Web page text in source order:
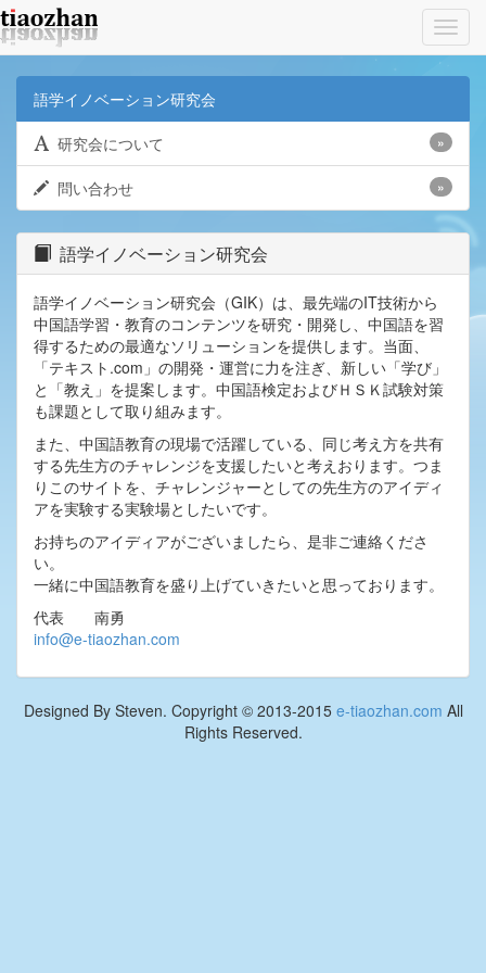
語学イノベーション研究会
研究会について »
問い合わせ »
語学イノベーション研究会
語学イノベーション研究会（GIK）は、最先端のIT技術から
中国語学習・教育のコンテンツを研究・開発し、中国語を習
得するための最適なソリューションを提供します。当面、
「テキスト.com」の開発・運営に力を注ぎ、新しい「学び」
と「教え」を提案します。中国語検定およびＨＳＫ試験対策
も課題として取り組みます。
また、中国語教育の現場で活躍している、同じ考え方を共有
する先生方のチャレンジを支援したいと考えおります。つま
りこのサイトを、チャレンジャーとしての先生方のアイディ
アを実験する実験場としたいです。
お持ちのアイディアがございましたら、是非ご連絡くださ
い。
一緒に中国語教育を盛り上げていきたいと思っております。
代表 南勇
info@e-tiaozhan.com
Designed By Steven. Copyright © 2013-2015 e-tiaozhan.com All
Rights Reserved.